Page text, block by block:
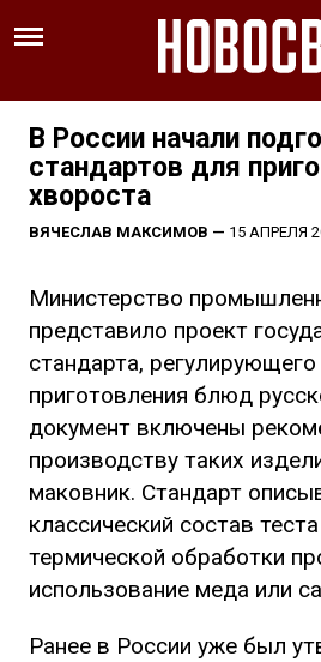
В России начали
стандартов для
хвороста
ВЯЧЕСЛАВ МАКСИМОВ — 15 АПРЕЛЯ
Министерство
представило проект
стандарта,
приготовления блюд
документ включены
производству таких
маковник. Стандарт
классический состав
термической обработки
использование меда или
Ранее в России уже был